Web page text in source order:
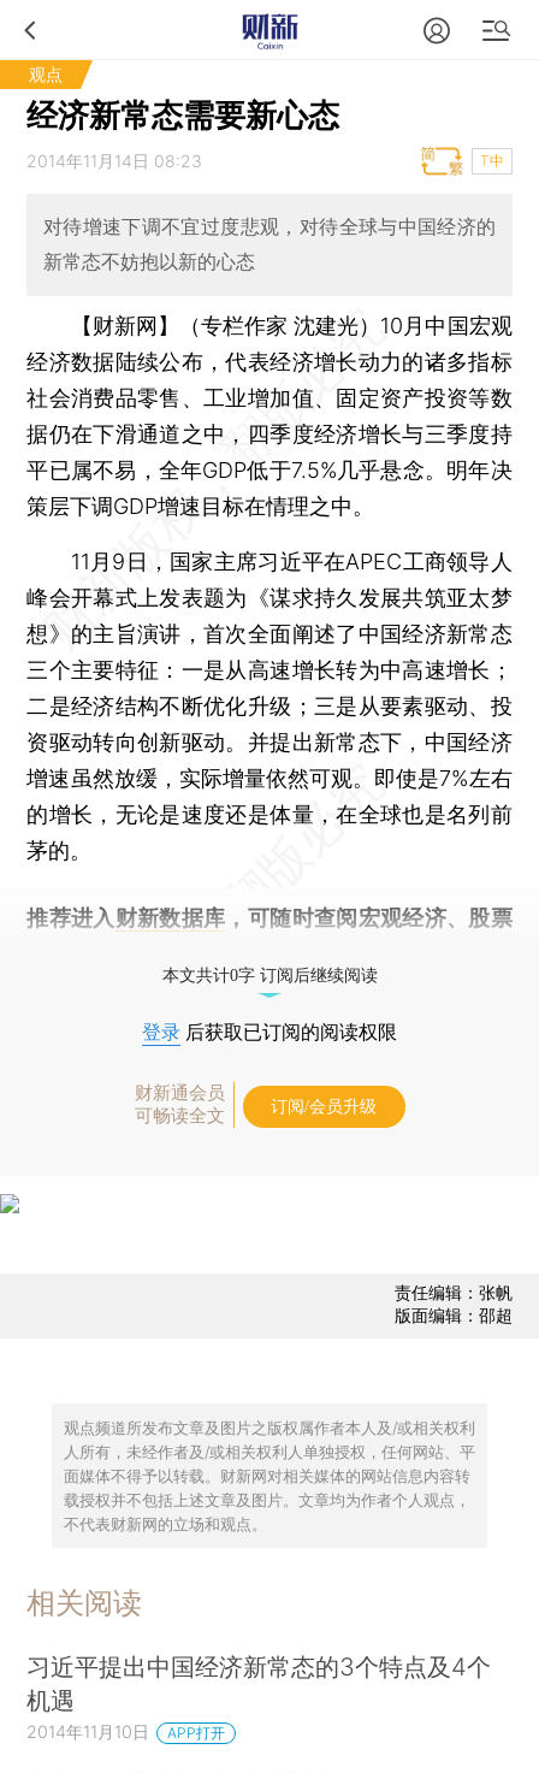
观点
经济新常态需要新心态
2014年11月14日 08:23 T中
对待增速下调不宜过度悲观，对待全球与中国经济的
新常态不妨抱以新的心态
【财新网】（专栏作家 沈建光） 10月中国宏观
经济数据陆续公布，代表经济增长动力的诸多指标
社会消费品零售、工业增加值、固定资产投资等数
据仍在下滑通道之中，四季度经济增长与三季度持
平已属不易，全年GDP低于7.5%几乎悬念。明年决
策层下调GDP增速目标在情理之中。
11月9日，国家主席习近平在APEC工商领导人
峰会开幕式上发表题为《谋求持久发展共筑亚太梦
想》的主旨演讲，首次全面阐述了中国经济新常态
三个主要特征：一是从高速增长转为中高速增长；
二是经济结构不断优化升级；三是从要素驱动、投
资驱动转向创新驱动。并提出新常态下，中国经济
增速虽然放缓，实际增量依然可观。即使是7%左右
的增长，无论是速度还是体量，在全球也是名列前
茅的。
推荐进入 财新数据库 ，可随时查阅宏观经济、股票
本文共计0字 订阅后继续阅读
登录 后获取已订阅的阅读权限
财新通会员
可畅读全文
订阅/会员升级
责任编辑：张帆
版面编辑：邵超
观点频道所发布文章及图片之版权属作者本人及/或相关权利
人所有，未经作者及/或相关权利人单独授权，任何网站、平
面媒体不得予以转载。财新网对相关媒体的网站信息内容转
载授权并不包括上述文章及图片。文章均为作者个人观点，
不代表财新网的立场和观点。
相关阅读
习近平提出中国经济新常态的3个特点及4个
机遇
2014年11月10日 APP打开